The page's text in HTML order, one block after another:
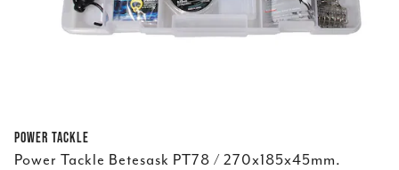
Power Tackle
Power Tackle Betesask PT78 / 270x185x45mm.